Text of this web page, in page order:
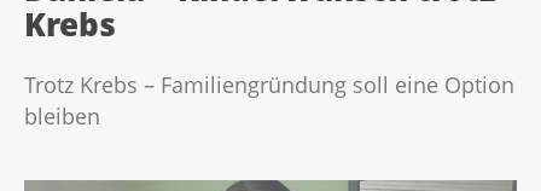
Krebs
Trotz Krebs – Familiengründung soll eine Option
bleiben